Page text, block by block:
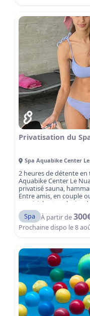
Privatisation du
Spa Aquabike Center
2 heures de détente
Aquabike Center Le
privatisé sauna,
Entre amis, en couple
conviviale et exclusive
Spa
À partir de300
Prochaine dispo le8